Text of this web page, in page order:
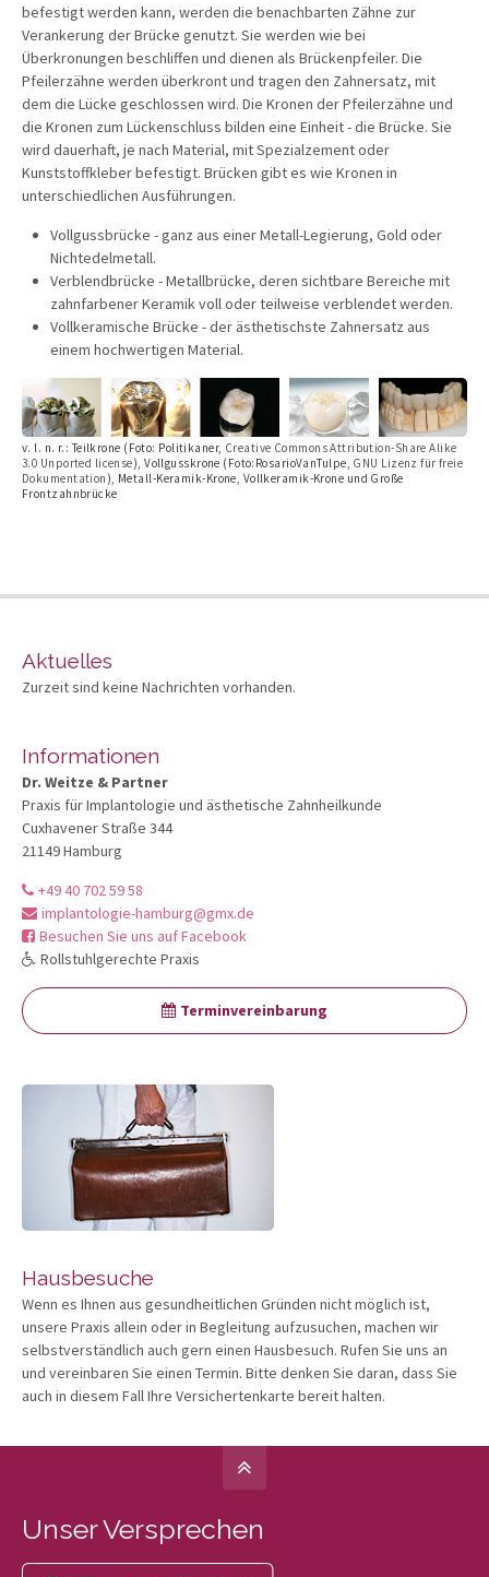
befestigt werden kann, werden die benachbarten Zähne zur
Verankerung der Brücke genutzt. Sie werden wie bei
Überkronungen beschliffen und dienen als Brückenpfeiler. Die
Pfeilerzähne werden überkront und tragen den Zahnersatz, mit
dem die Lücke geschlossen wird. Die Kronen der Pfeilerzähne und
die Kronen zum Lückenschluss bilden eine Einheit - die Brücke. Sie
wird dauerhaft, je nach Material, mit Spezialzement oder
Kunststoffkleber befestigt. Brücken gibt es wie Kronen in
unterschiedlichen Ausführungen.
Vollgussbrücke - ganz aus einer Metall-Legierung, Gold oder
Nichtedelmetall.
Verblendbrücke - Metallbrücke, deren sichtbare Bereiche mit
zahnfarbener Keramik voll oder teilweise verblendet werden.
Vollkeramische Brücke - der ästhetischste Zahnersatz aus
einem hochwertigen Material.
v. l. n. r.: Teilkrone (Foto: Politikaner, Creative Commons Attribution-Share Alike
3.0 Unported license), Vollgusskrone (Foto:RosarioVanTulpe, GNU Lizenz für freie
Dokumentation ), Metall-Keramik-Krone, Vollkeramik-Krone und Große
Frontzahnbrücke
Aktuelles
Zurzeit sind keine Nachrichten vorhanden.
Informationen
Dr. Weitze & Partner
Praxis für Implantologie und ästhetische Zahnheilkunde
Cuxhavener Straße 344
21149 Hamburg
+49 40 702 59 58
implantologie-hamburg@gmx.de
Besuchen Sie uns auf Facebook
Rollstuhlgerechte Praxis
Terminvereinbarung
Hausbesuche
Wenn es Ihnen aus gesundheitlichen Gründen nicht möglich ist,
unsere Praxis allein oder in Begleitung aufzusuchen, machen wir
selbstverständlich auch gern einen Hausbesuch. Rufen Sie uns an
und vereinbaren Sie einen Termin. Bitte denken Sie daran, dass Sie
auch in diesem Fall Ihre Versichertenkarte bereit halten.
Unser Versprechen